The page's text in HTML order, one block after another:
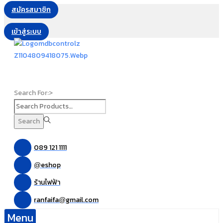
สมัครสมาชิก
เข้าสู่ระบบ
Search For:>
Search
089 121 1111
@eshop
ร้านไฟฟ้า
ranfaifa@gmail.com
Menu